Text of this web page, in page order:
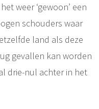
weer ‘gewoon’ een
schouders waar
land als deze
gevallen kan worden
drie-nul achter in het